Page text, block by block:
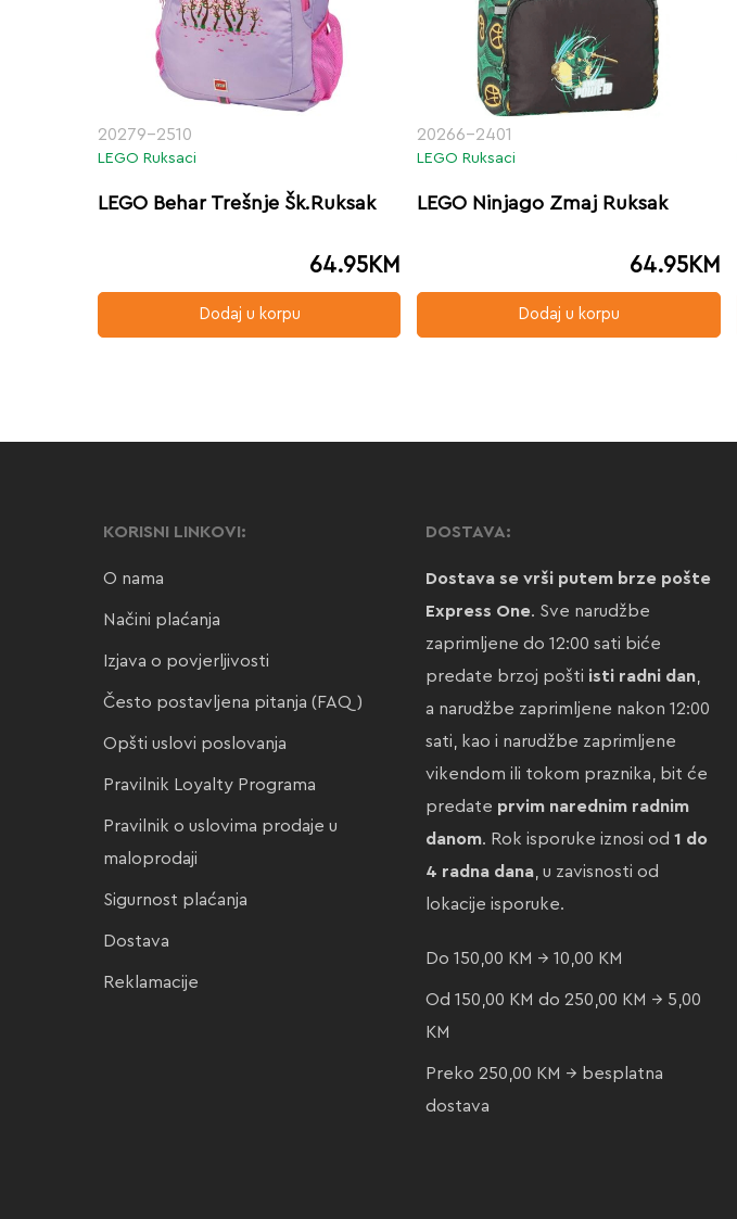
20279-2510
LEGO Ruksaci
LEGO Behar Trešnje Šk.Ruksak
64.95KM
Dodaj u korpu
20266-2401
LEGO Ruksaci
LEGO Ninjago Zmaj Ruksak
64.95KM
Dodaj u korpu
KORISNI LINKOVI:
O nama
Načini plaćanja
Izjava o povjerljivosti
Često postavljena pitanja (FAQ)
Opšti uslovi poslovanja
Pravilnik Loyalty Programa
Pravilnik o uslovima prodaje u
maloprodaji
Sigurnost plaćanja
Dostava
Reklamacije
DOSTAVA:
Dostava se vrši putem brze pošte
Express One. Sve narudžbe
zaprimljene do 12:00 sati biće
predate brzoj pošti isti radni dan,
a narudžbe zaprimljene nakon 12:00
sati, kao i narudžbe zaprimljene
vikendom ili tokom praznika, bit će
predate prvim narednim radnim
danom. Rok isporuke iznosi od 1 do
4 radna dana, u zavisnosti od
lokacije isporuke.
Do 150,00 KM → 10,00 KM
Od 150,00 KM do 250,00 KM → 5,00
KM
Preko 250,00 KM → besplatna
dostava